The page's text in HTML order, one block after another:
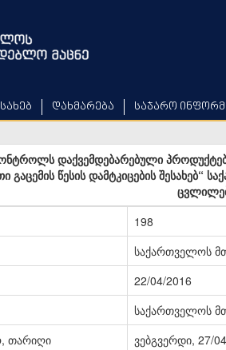
დახმარება საჯარო
დაქვემდებარებული
გაცემის წესის დამტკიცების
198
საქართველოს
22/04/2016
საქართველოს
თარიღი
ვებგვერდი, 27/